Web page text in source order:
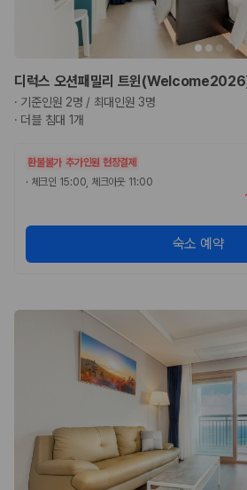
디럭스 오션패밀리 트윈
· 기준인원 2명 / 최대인원 3명
· 더블 침대 1개
환불불가 추가인원 현장결제
· 체크인 15:00, 체크아웃 11:00
숙소 예약